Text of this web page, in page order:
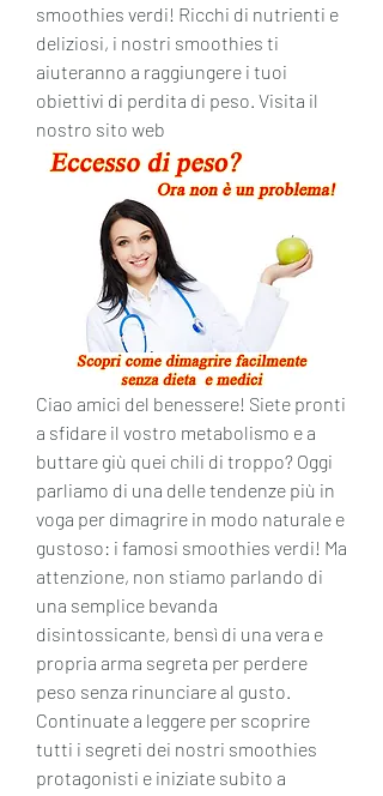
smoothies verdi! Ricchi di nutrienti e
deliziosi, i nostri smoothies ti
aiuteranno a raggiungere i tuoi
obiettivi di perdita di peso. Visita il
nostro sito web
Ciao amici del benessere! Siete pronti
a sfidare il vostro metabolismo e a
buttare giù quei chili di troppo? Oggi
parliamo di una delle tendenze più in
voga per dimagrire in modo naturale e
gustoso: i famosi smoothies verdi! Ma
attenzione, non stiamo parlando di
una semplice bevanda
disintossicante, bensì di una vera e
propria arma segreta per perdere
peso senza rinunciare al gusto.
Continuate a leggere per scoprire
tutti i segreti dei nostri smoothies
protagonisti e iniziate subito a